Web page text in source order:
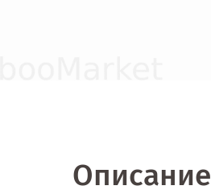
Описание